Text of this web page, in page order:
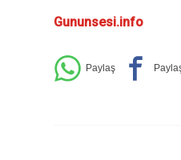
Gununsesi.info